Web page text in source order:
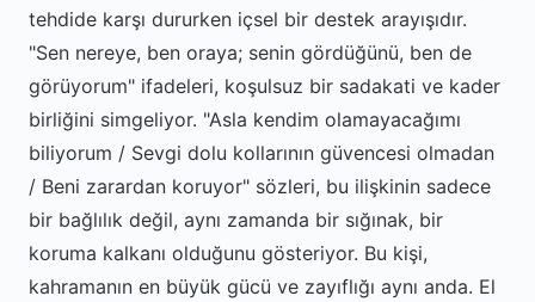
tehdide karşı dururken içsel bir destek arayışıdır.
"Sen nereye, ben oraya; senin gördüğünü, ben de
görüyorum" ifadeleri, koşulsuz bir sadakati ve kader
birliğini simgeliyor. "Asla kendim olamayacağımı
biliyorum / Sevgi dolu kollarının güvencesi olmadan
/ Beni zarardan koruyor" sözleri, bu ilişkinin sadece
bir bağlılık değil, aynı zamanda bir sığınak, bir
koruma kalkanı olduğunu gösteriyor. Bu kişi,
kahramanın en büyük gücü ve zayıflığı aynı anda. El